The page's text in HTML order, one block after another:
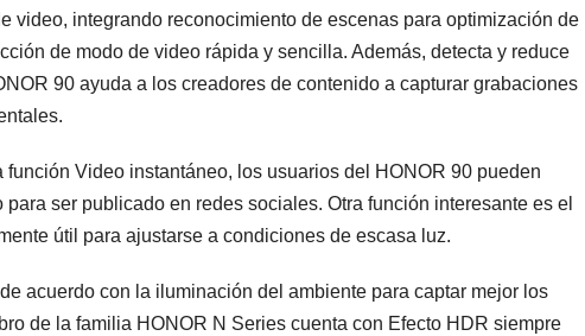
video, integrando reconocimiento de escenas para optimización de
de modo de video rápida y sencilla. Además, detecta y reduce
90 ayuda a los creadores de contenido a capturar grabaciones
Video instantáneo, los usuarios del HONOR 90 pueden
ser publicado en redes sociales. Otra función interesante es el
útil para ajustarse a condiciones de escasa luz.
acuerdo con la iluminación del ambiente para captar mejor los
de la familia HONOR N Series cuenta con Efecto HDR siempre